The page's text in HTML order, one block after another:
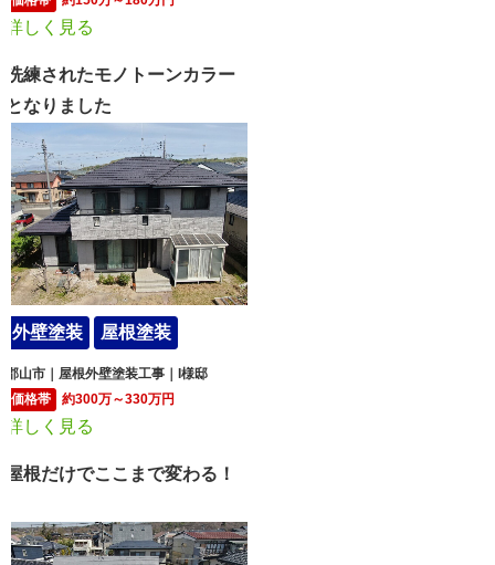
詳しく見る
洗練されたモノトーンカラー
となりました
外壁塗装 屋根塗装
郡山市｜屋根外壁塗装工事｜I様邸
価格帯
約300万～330万円
詳しく見る
屋根だけでここまで変わる！